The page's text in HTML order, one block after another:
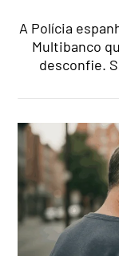
A Polícia
Multibanco
desconfie.